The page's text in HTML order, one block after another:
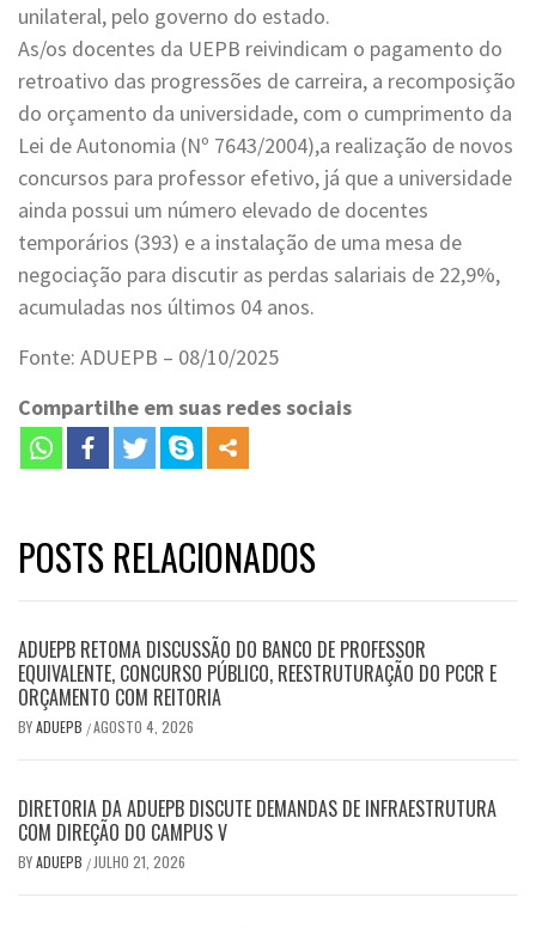
unilateral, pelo governo do estado.
As/os docentes da UEPB reivindicam o pagamento do
retroativo das progressões de carreira, a recomposição
do orçamento da universidade, com o cumprimento da
Lei de Autonomia (Nº 7643/2004),a realização de novos
concursos para professor efetivo, já que a universidade
ainda possui um número elevado de docentes
temporários (393) e a instalação de uma mesa de
negociação para discutir as perdas salariais de 22,9%,
acumuladas nos últimos 04 anos.
Fonte: ADUEPB – 08/10/2025
Compartilhe em suas redes sociais
POSTS RELACIONADOS
ADUEPB RETOMA DISCUSSÃO DO BANCO DE PROFESSOR
EQUIVALENTE, CONCURSO PÚBLICO, REESTRUTURAÇÃO DO PCCR E
ORÇAMENTO COM REITORIA
BYADUEPB /AGOSTO 4, 2026
DIRETORIA DA ADUEPB DISCUTE DEMANDAS DE INFRAESTRUTURA
COM DIREÇÃO DO CAMPUS V
BYADUEPB / JULHO 21, 2026